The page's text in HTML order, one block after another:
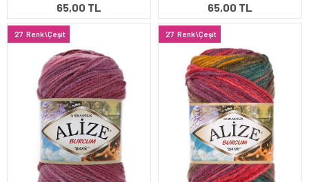
65,00 TL 65,00 TL
27 Renk\Çeşit 27 Renk\Çeşit